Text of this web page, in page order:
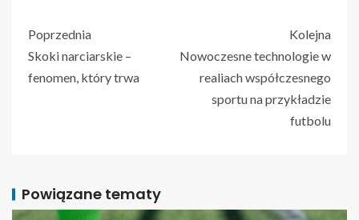
Poprzednia
Skoki narciarskie –
fenomen, który trwa
Kolejna
Nowoczesne technologie w
realiach współczesnego
sportu na przykładzie
futbolu
Powiązane tematy